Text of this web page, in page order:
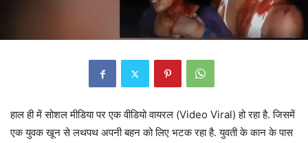
हाल ही में सोशल मीडिया पर एक वीडियो वायरल (Video Viral) हो रहा है. जिसमें
एक युवक खून से लथपथ अपनी बहन को लिए भटक रहा है. युवती के कान के पास